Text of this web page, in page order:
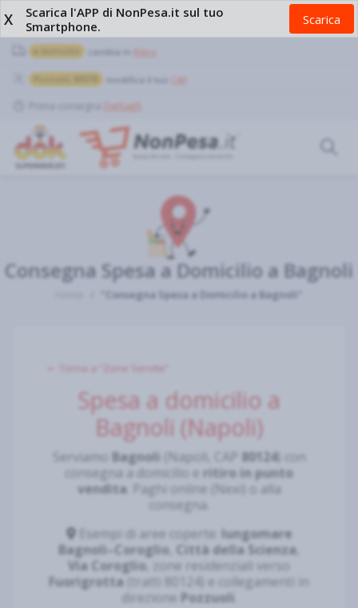
X
Scarica l'APP di NonPesa.it sul tuo
Smartphone.
Scarica
cambia in Ritiro
CAP
Dettagli
Consegna Spesa a Domicilio a Bagnoli
"Consegna Spesa a Domicilio a Bagnoli"
⇠ Torna a “Zone Servite”
Spesa a domicilio a
Bagnoli (Napoli)
Serviamo Bagnoli (Napoli, CAP 80124) con
consegna a domicilio e ritiro in punto
vendita. Paghi online (Nexi) o alla
consegna.
Esempi di aree coperte: lungomare
Bagnoli–Coroglio Città della Scienza
Via Coroglio , zone residenziali verso
Fuorigrotta (tratti 80124) e collegamenti in
direzione Pozzuoli